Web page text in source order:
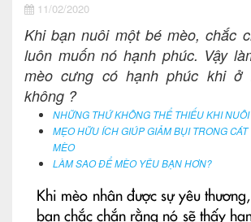
11/02/2020
Khi bạn nuôi một bé mèo, chắc
luôn muốn nó hạnh phúc. Vậy
mèo cưng có hạnh phúc khi ở
không ?
NHỮNG THỨ KHÔNG THỂ THIẾU KHI
MẸO HỮU ÍCH GIÚP GIẢM BỤI TRONG
MÈO
LÀM SAO ĐỂ MÈO YÊU BẠN HƠN?
Khi mèo nhân được sự yêu
bạn chắc chắn rằng nó sẽ thấy